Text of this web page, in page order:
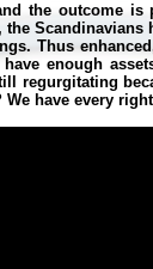
the outcome
Thus
enough
regurgitating
have every